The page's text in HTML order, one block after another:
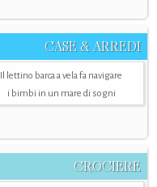
CASE & ARREDI
Il lettino barca a vela fa navigare
i bimbi in un mare di sogni
CROCIERE